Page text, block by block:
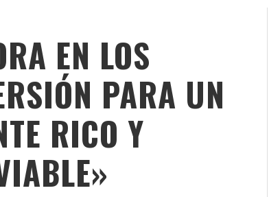
EN LOS
PARA UN
RICO Y